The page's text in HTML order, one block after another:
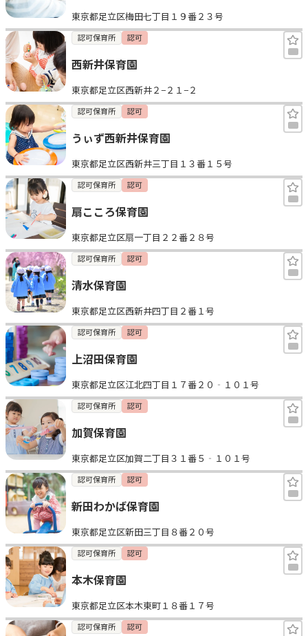
東京都足立区梅田七丁目１９番２３号
認可保育所 認可
西新井保育園
東京都足立区西新井２−２１−２
認可保育所 認可
うぃず西新井保育園
東京都足立区西新井三丁目１３番１５号
認可保育所 認可
扇こころ保育園
東京都足立区扇一丁目２２番２８号
認可保育所 認可
清水保育園
東京都足立区西新井四丁目２番１号
認可保育所 認可
上沼田保育園
東京都足立区江北四丁目１７番２０‐１０１号
認可保育所 認可
加賀保育園
東京都足立区加賀二丁目３１番５‐１０１号
認可保育所 認可
新田わかば保育園
東京都足立区新田三丁目８番２０号
認可保育所 認可
本木保育園
東京都足立区本木東町１８番１７号
認可保育所 認可